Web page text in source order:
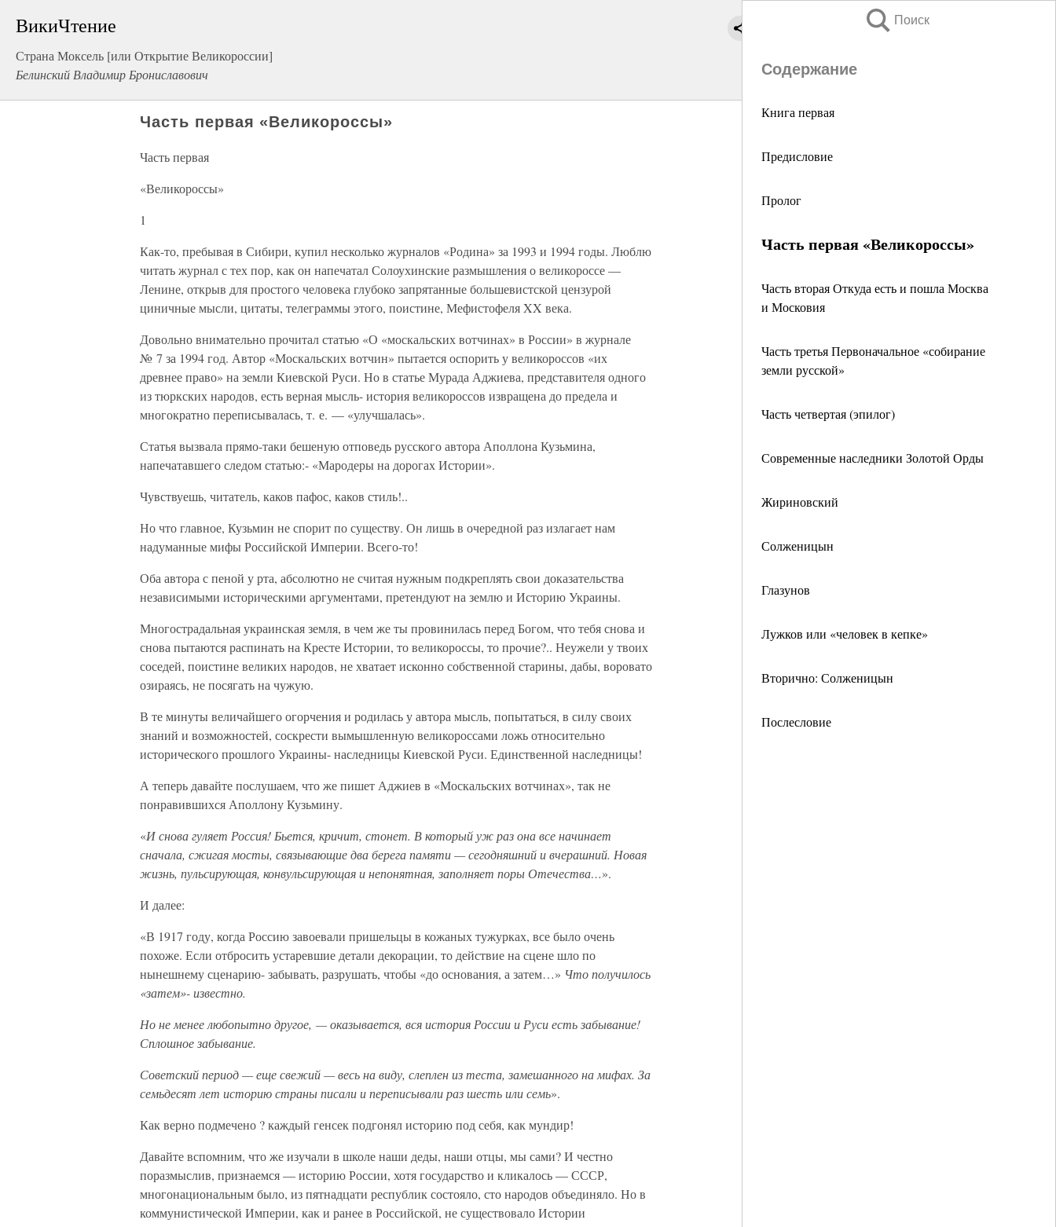
ВикиЧтение
Страна Моксель [или Открытие Великороссии]
Белинский Владимир Брониславович
Поиск
Содержание
Книга первая
Предисловие
Пролог
Часть первая «Великороссы»
Часть вторая Откуда есть и пошла Москва
и Московия
Часть третья Первоначальное «собирание
земли русской»
Часть четвертая (эпилог)
Современные наследники Золотой Орды
Жириновский
Солженицын
Глазунов
Лужков или «человек в кепке»
Вторично: Солженицын
Послесловие
Часть первая «Великороссы»
Часть первая
«Великороссы»
1
Как-то, пребывая в Сибири, купил несколько журналов «Родина» за 1993 и 1994 годы. Люблю
читать журнал с тех пор, как он напечатал Солоухинские размышления о великороссе —
Ленине, открыв для простого человека глубоко запрятанные большевистской цензурой
циничные мысли, цитаты, телеграммы этого, поистине, Мефистофеля XX века.
Довольно внимательно прочитал статью «О «москальских вотчинах» в России» в журнале
№ 7 за 1994 год. Автор «Москальских вотчин» пытается оспорить у великороссов «их
древнее право» на земли Киевской Руси. Но в статье Мурада Аджиева, представителя одного
из тюркских народов, есть верная мысль- история великороссов извращена до предела и
многократно переписывалась, т. е. — «улучшалась».
Статья вызвала прямо-таки бешеную отповедь русского автора Аполлона Кузьмина,
напечатавшего следом статью:- «Мародеры на дорогах Истории».
Чувствуешь, читатель, каков пафос, каков стиль!..
Но что главное, Кузьмин не спорит по существу. Он лишь в очередной раз излагает нам
надуманные мифы Российской Империи. Всего-то!
Оба автора с пеной у рта, абсолютно не считая нужным подкреплять свои доказательства
независимыми историческими аргументами, претендуют на землю и Историю Украины.
Многострадальная украинская земля, в чем же ты провинилась перед Богом, что тебя снова и
снова пытаются распинать на Кресте Истории, то великороссы, то прочие?.. Неужели у твоих
соседей, поистине великих народов, не хватает исконно собственной старины, дабы, воровато
озираясь, не посягать на чужую.
В те минуты величайшего огорчения и родилась у автора мысль, попытаться, в силу своих
знаний и возможностей, соскрести вымышленную великороссами ложь относительно
исторического прошлого Украины- наследницы Киевской Руси. Единственной наследницы!
А теперь давайте послушаем, что же пишет Аджиев в «Москальских вотчинах», так не
понравившихся Аполлону Кузьмину.
«И снова гуляет Россия! Бьется, кричит, стонет. В который уж раз она все начинает
сначала, сжигая мосты, связывающие два берега памяти — сегодняшний и вчерашний. Новая
жизнь, пульсирующая, конвульсирующая и непонятная, заполняет поры Отечества…».
И далее:
«В 1917 году, когда Россию завоевали пришельцы в кожаных тужурках, все было очень
похоже. Если отбросить устаревшие детали декорации, то действие на сцене шло по
нынешнему сценарию- забывать, разрушать, чтобы «до основания, а затем…» Что получилось
«затем»- известно.
Но не менее любопытно другое, — оказывается, вся история России и Руси есть забывание!
Сплошное забывание.
Советский период — еще свежий — весь на виду, слеплен из теста, замешанного на мифах. За
семьдесят лет историю страны писали и переписывали раз шесть или семь».
Как верно подмечено ? каждый генсек подгонял историю под себя, как мундир!
Давайте вспомним, что же изучали в школе наши деды, наши отцы, мы сами? И честно
поразмыслив, признаемся — историю России, хотя государство и кликалось — СССР,
многонациональным было, из пятнадцати республик состояло, сто народов объединяло. Но в
коммунистической Империи, как и ранее в Российской, не существовало Истории